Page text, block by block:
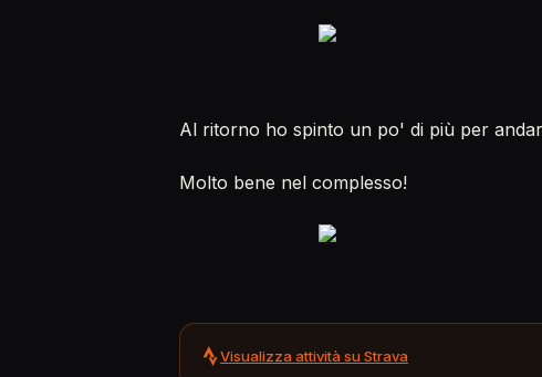
Al ritorno ho spinto un po' di più per
Molto bene nel complesso!
Visualizza attività su Strava